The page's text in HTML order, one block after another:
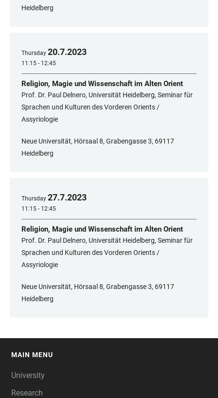
Heidelberg
Thursday 20.7.2023
11:15 - 12:45
Religion, Magie und Wissenschaft im Alten Orient
Prof. Dr. Paul Delnero, Universität Heidelberg, Seminar für
Sprachen und Kulturen des Vorderen Orients /
Assyriologie
Neue Universität, Hörsaal 8, Grabengasse 3, 69117
Heidelberg
Thursday 27.7.2023
11:15 - 12:45
Religion, Magie und Wissenschaft im Alten Orient
Prof. Dr. Paul Delnero, Universität Heidelberg, Seminar für
Sprachen und Kulturen des Vorderen Orients /
Assyriologie
Neue Universität, Hörsaal 8, Grabengasse 3, 69117
Heidelberg
MAIN MENU
University
Research